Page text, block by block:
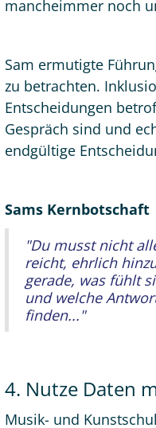
mancheimmer noch
Sam ermutigte
zu betrachten.
Entscheidungen
Gespräch sind und
endgültige
Sams Kernbotschaft
"Du musst nicht
reicht, ehrlich
gerade, was fühlt
und welche
finden..."
4. Nutze Daten
Musik- und